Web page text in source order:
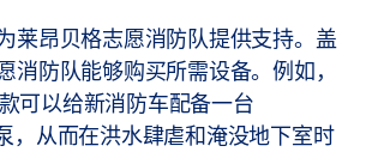
莱昂贝格志愿消防队提供支持。盖
消防队能够购买所需设备。例如，
可以给新消防车配备一台
，从而在洪水肆虐和淹没地下室时